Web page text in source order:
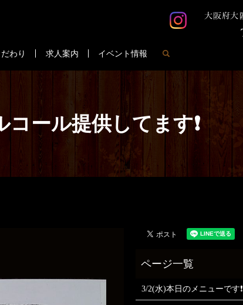
わり 求人案内 イベント情報
ール提供してます❗
3/2(水)本日のメニューです❗